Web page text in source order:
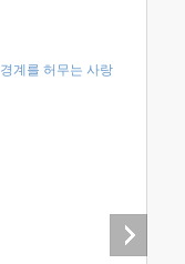
계를 허무는 사랑